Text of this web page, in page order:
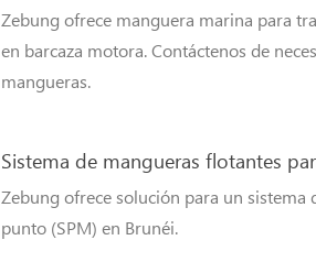
Zebung ofrece manguera marina para
en barcaza motora. Contáctenos de
mangueras.
Sistema de mangueras flotantes
Zebung ofrece solución para un
punto (SPM) en Brunéi.